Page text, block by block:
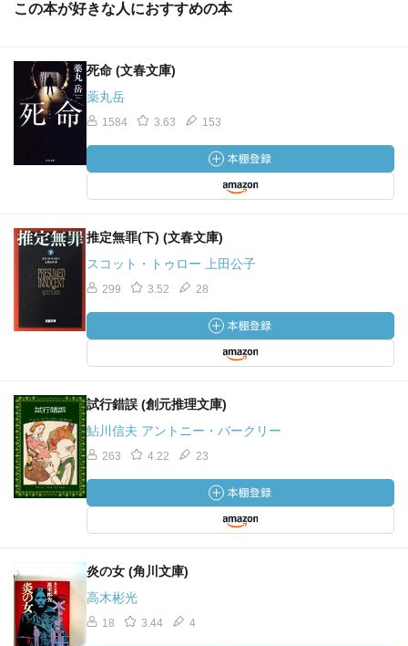
この本が好きな人におすすめの本
死命 (文春文庫)
薬丸岳
1584 3.63 153
推定無罪(下) (文春文庫)
スコット・トゥロー 上田公子
299 3.52 28
試行錯誤 (創元推理文庫)
鮎川信夫 アントニー・バークリー
263 4.22 23
炎の女 (角川文庫)
高木彬光
18 3.44 4